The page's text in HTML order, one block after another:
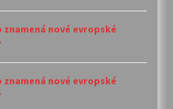
znamená nové evropské
znamená nové evropské